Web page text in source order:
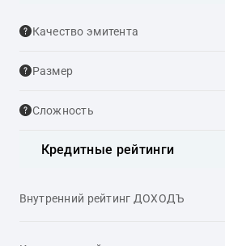
Качество эмитента
Размер
Сложность
Кредитные рейтинги
Внутренний рейтинг ДОХОДЪ